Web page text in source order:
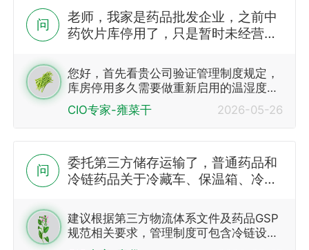
问
老师，我家是药品批发企业，之前中
药饮片库停用了，只是暂时未经营相
方面的业务了，想要重新启用中药饮
片库，需要做哪些工作
您好，首先看贵公司验证管理制度规定，
库房停用多久需要做重新启用的温湿度验
证，一般半年以上建议重新做验证…
CIO专家-雍菜干 2026-05-26
问
委托第三方储存运输了，普通药品和
冷链药品关于冷藏车、保温箱、冷库
吗？
建议根据第三方物流体系文件及药品GSP
规范相关要求，管理制度可包含冷链设施